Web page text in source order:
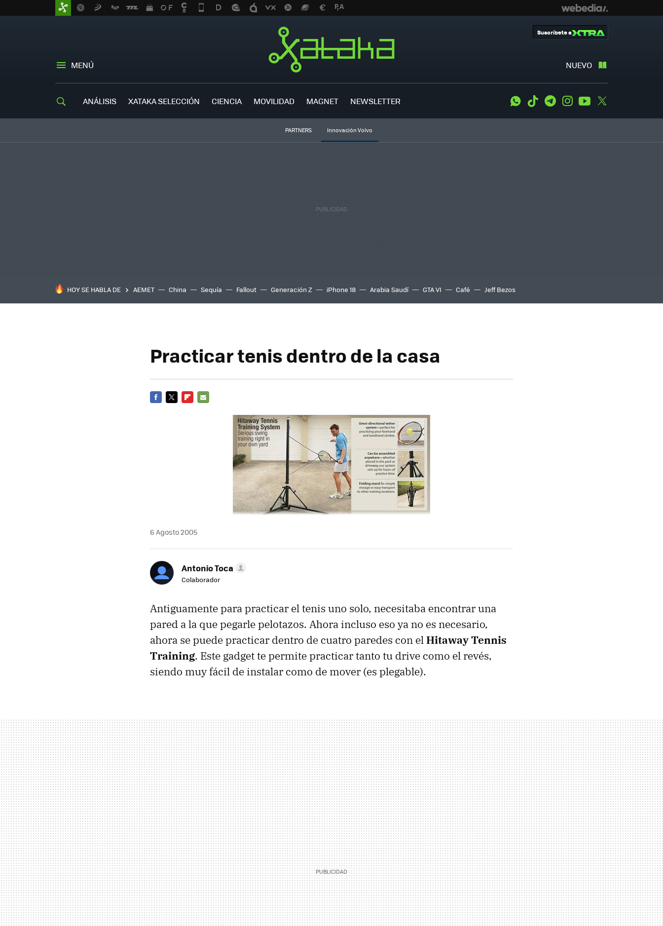
MENÚ NUEVO
Suscríbete a
ANÁLISIS XATAKA SELECCIÓN CIENCIA MOVILIDAD MAGNET NEWSLETTER WhatsApp
Tiktok TelegramInstagramYoutube
PARTNERS Innovación Volvo
HOY SE HABLA DE AEMET China Sequía Fallout Generación Z iPhone 18 Arabia Saudí GTA VI Café Jeff Bezos
Practicar tenis dentro de la casa
6 Agosto 2005
Antonio Toca
Colaborador
Antiguamente para practicar el tenis uno solo, necesitaba encontrar una
pared a la que pegarle pelotazos. Ahora incluso eso ya no es necesario,
ahora se puede practicar dentro de cuatro paredes con elHitaway Tennis
Training. Este gadget te permite practicar tanto tu drive como el revés,
siendo muy fácil de instalar como de mover (es plegable).